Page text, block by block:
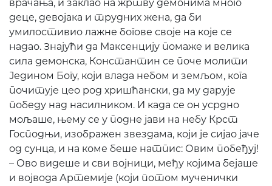
врачања, и заклао на жртву демонима много
деце, девојака и трудних жена, да би
умилостивио лажне богове своје на које се
надао. Знајући да Максенцију помаже и велика
сила демонска, Константин се поче молити
Једином Богу, који влада небом и земљом, кога
почитује цео род хришћански, да му дарује
победу над насилником. И када се он усрдно
мољаше, њему се у подне јави на небу Крст
Господњи, изображен звездама, који је сијао јаче
од сунца, и на коме беше натпис: Овим побеђуј!
– Ово видеше и сви војници, међу којима бејаше
и војвода Артемије (који потом мученички